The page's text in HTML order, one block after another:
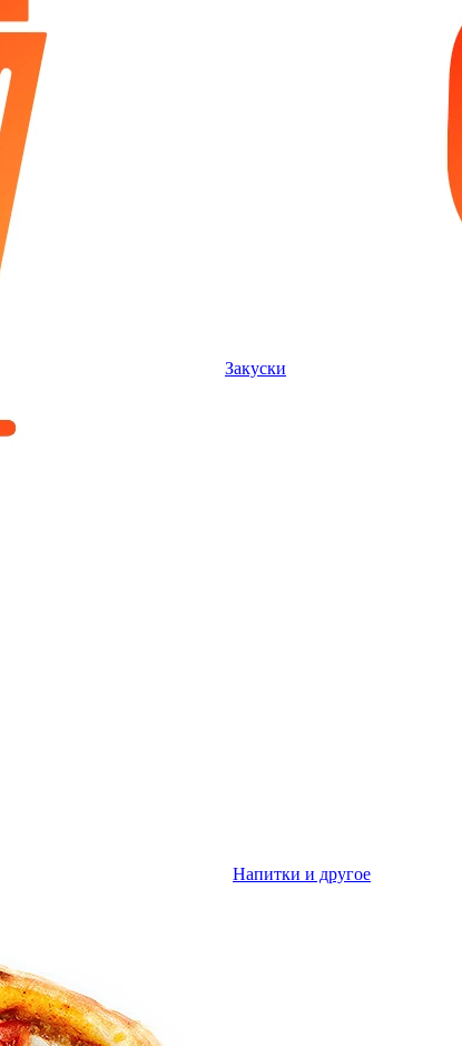
Закуски
Напитки и другое